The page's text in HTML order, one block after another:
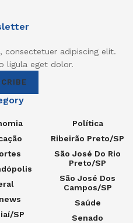
consectetuer adipiscing elit.
ligula eget dolor.
SP
Política
Ribeirão Preto/SP
São José Do Rio
Preto/SP
São José Dos
Campos/SP
Saúde
Senado